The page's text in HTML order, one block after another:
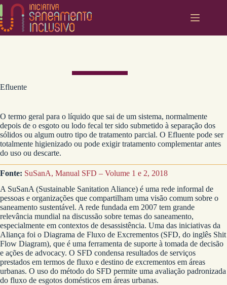
Pular
o
conteúdo
Efluente
O termo geral para o líquido que sai de um sistema, normalmente
depois de o esgoto ou lodo fecal ter sido submetido à separação dos
sólidos ou algum outro tipo de tratamento parcial. O Efluente pode ser
totalmente higienizado ou pode exigir tratamento complementar antes
do uso ou descarte.
Fonte: SuSanA, Manual SFD – Volume 1 e 2, 2018
A SuSanA (Sustainable Sanitation Aliance) é uma rede informal de
pessoas e organizações que compartilham uma visão comum sobre o
saneamento sustentável. A rede fundada em 2007 tem grande
relevância mundial na discussão sobre temas do saneamento,
especialmente em contextos de desassistência. Uma das iniciativas da
Aliança foi o Diagrama de Fluxo de Excrementos (SFD, do inglês Shit
Flow Diagram), que é uma ferramenta de suporte à tomada de decisão
e ações de advocacy. O SFD condensa resultados de serviços
prestados em termos de fluxo e destino de excrementos em áreas
urbanas. O uso do método do SFD permite uma avaliação padronizada
do fluxo de esgotos domésticos em áreas urbanas.